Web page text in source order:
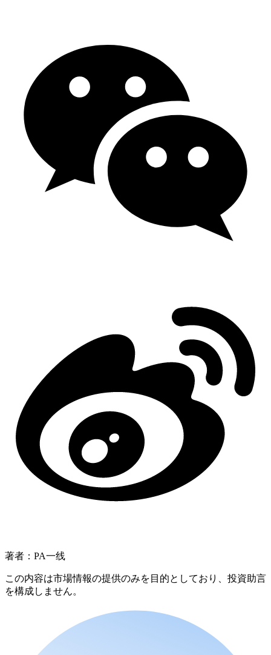
著者：PA一线
この内容は市場情報の提供のみを目的としており、投資助言
を構成しません。